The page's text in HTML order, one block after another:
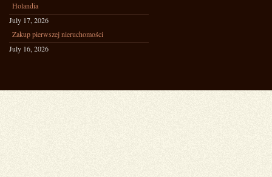
Holandia
July 17, 2026
Zakup pierwszej nieruchomości
July 16, 2026